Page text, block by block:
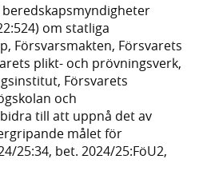
om statliga
Försvarsmakten, Försvarets
plikt- och prövningsverk,
Försvarets
och
till att uppnå det av
målet för
25:34, bet. 2024/25:FöU2,